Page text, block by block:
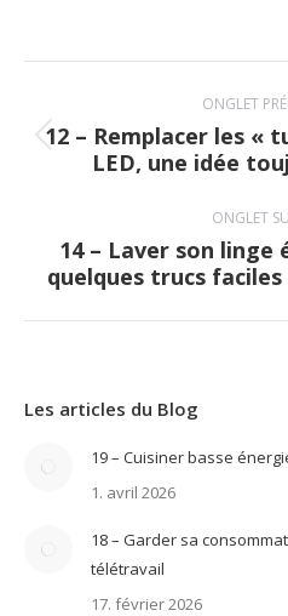
de
commentaire
ONGLET
12 – Remplacer les «
LED, une idée
ONGLET
14 – Laver son linge
quelques trucs
Les articles du Blog
19 – Cuisiner basse
1. avril 2026
18 – Garder sa
télétravail
17. février 2026